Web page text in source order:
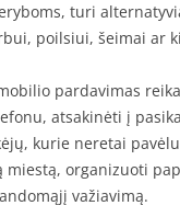
turi
poilsiui, šeimai ar
pardavimas
atsakinėti į
kurie neretai
miestą, organizuoti
važiavimą.